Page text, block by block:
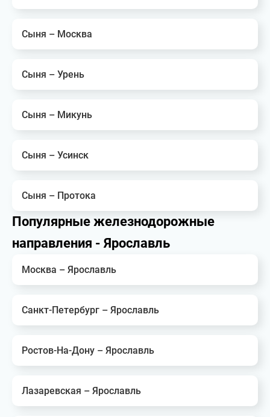
Сыня – Москва
Сыня – Урень
Сыня – Микунь
Сыня – Усинск
Сыня – Протока
Популярные железнодорожные
направления - Ярославль
Москва – Ярославль
Санкт-Петербург – Ярославль
Ростов-На-Дону – Ярославль
Лазаревская – Ярославль